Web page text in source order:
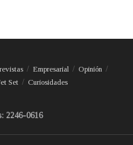
Empresarial
Opinión
Set Curiosidades
2246-0616